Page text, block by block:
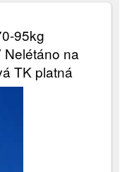
95kg
na
TK platná